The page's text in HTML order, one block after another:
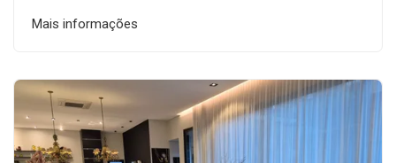
Mais informações